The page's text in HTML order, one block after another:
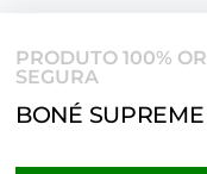
PRODUTO 100%
SEGURA
BONÉ